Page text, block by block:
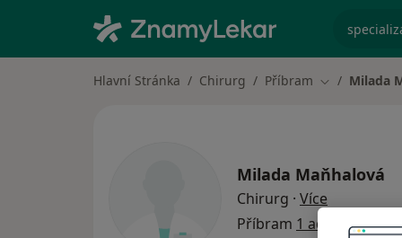
Hlavní Stránka Chirurg Příbram Změna města
Milada
Milada Maňhalová
Chirurg · Víceo
Příbram 1 adresa